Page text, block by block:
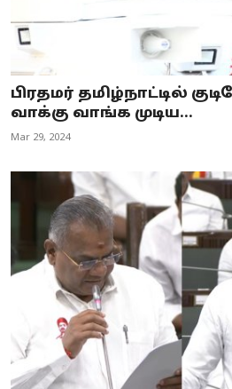
பிரதமர் தமிழ்நாட்டில்
வாக்கு வாங்க முடிய...
Mar 29, 2024